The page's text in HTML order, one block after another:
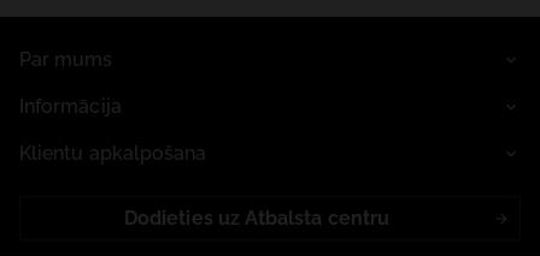
Par mums
Informācija
Klientu apkalpošana
Dodieties uz Atbalsta centru